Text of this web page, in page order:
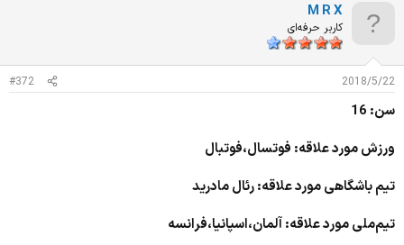
M R X
کاربر حرفه‌ای
2018/5/22
#372
سن: 16
ورزش مورد علاقه: فوتسال،فوتبال
تیم باشگاهی مورد علاقه: رئال مادرید
تیم‌ملی مورد علاقه: آلمان،اسپانیا،فرانسه